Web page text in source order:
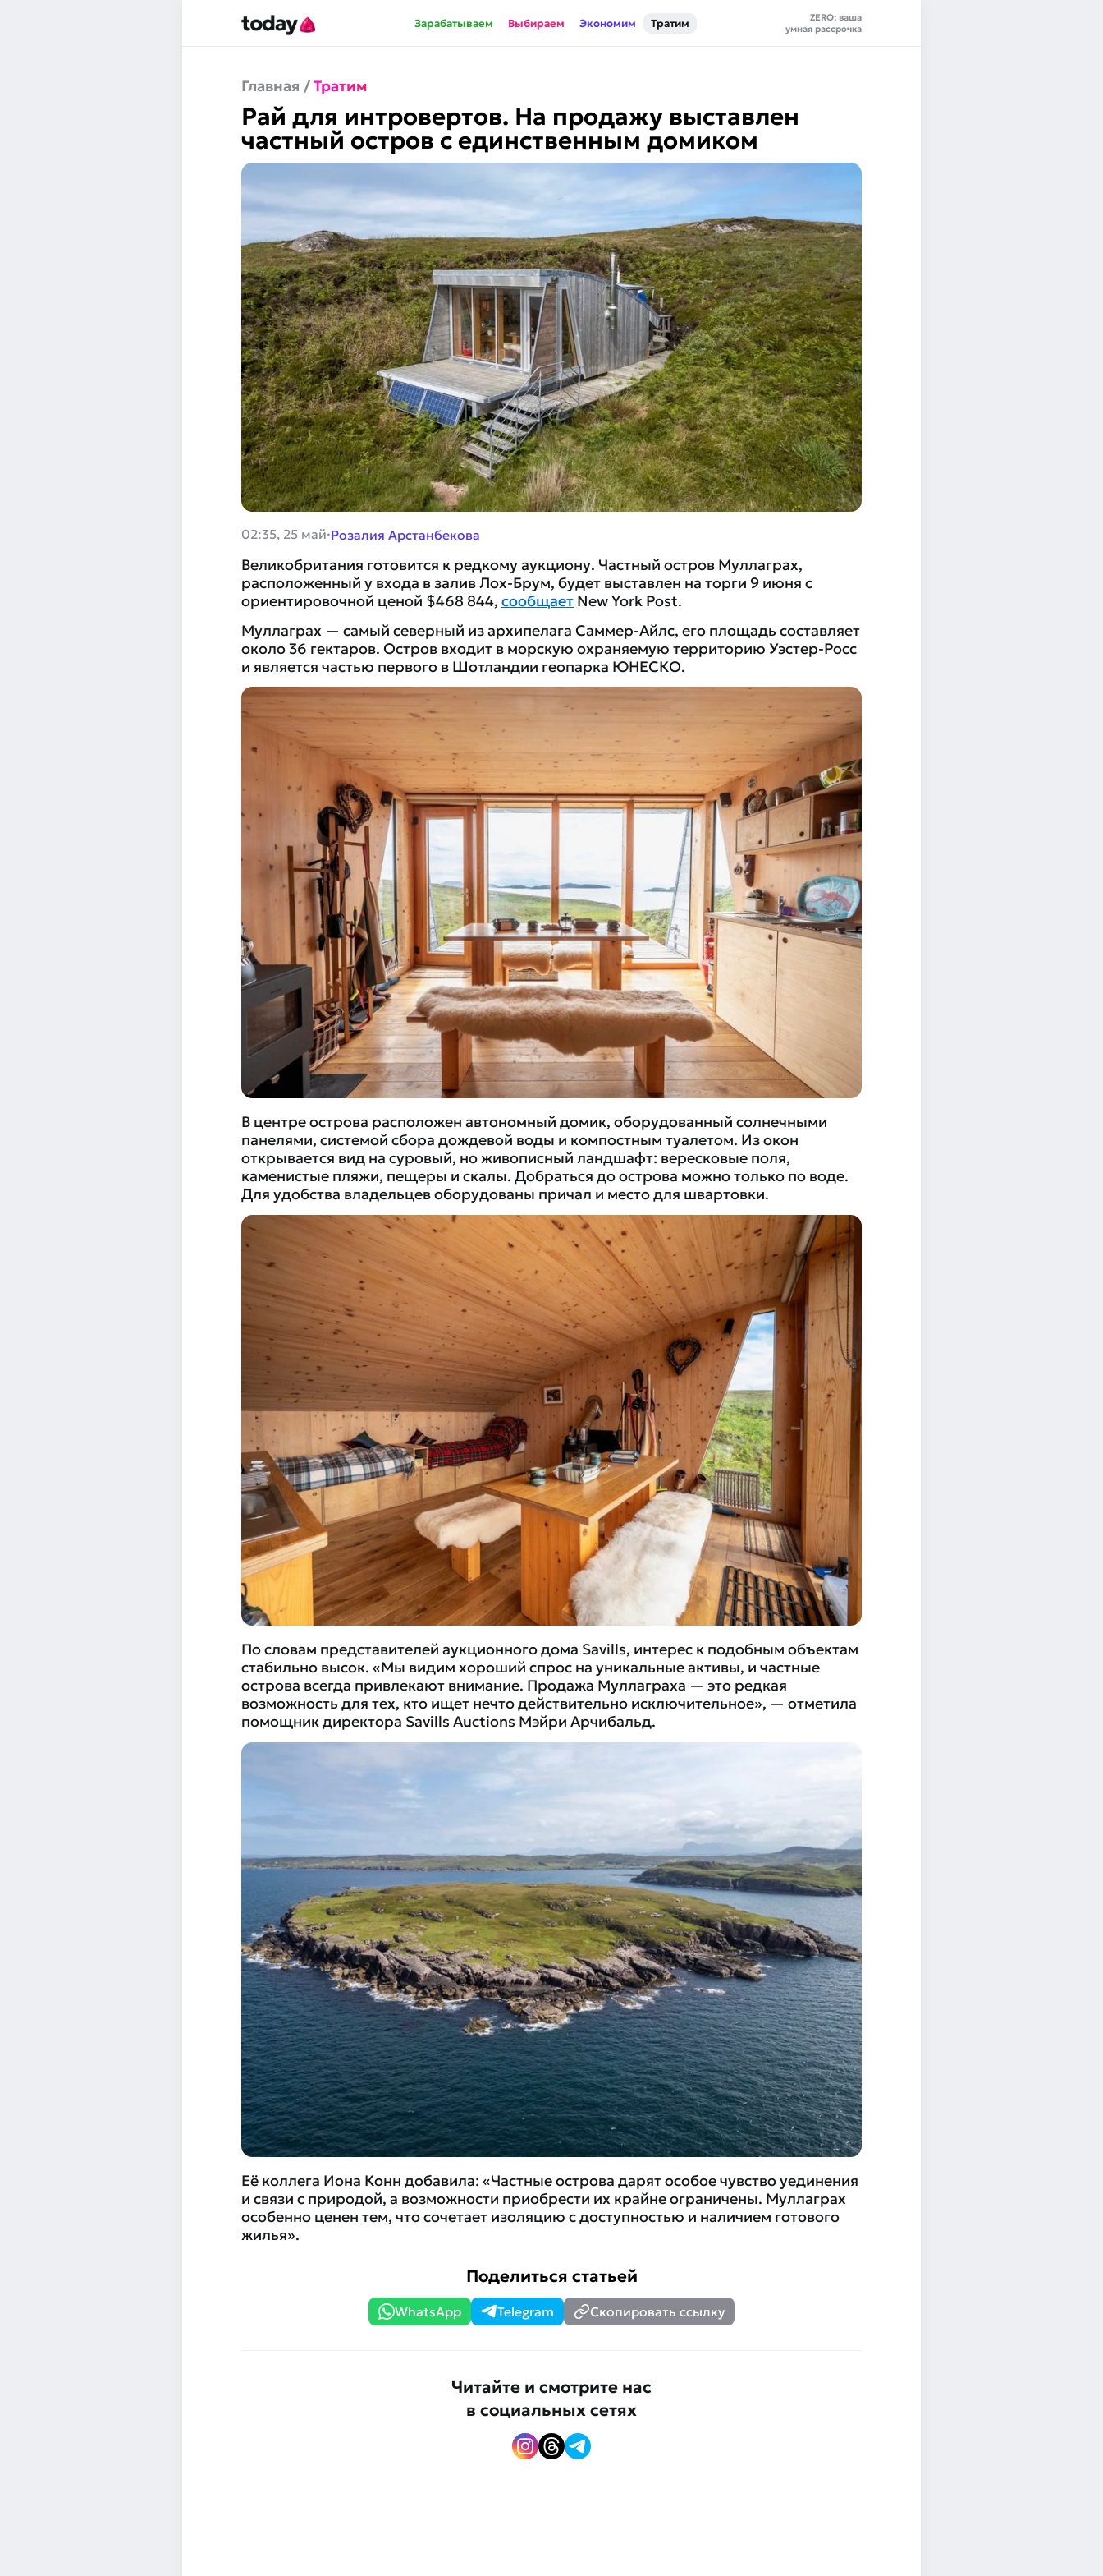
Зарабатываем Выбираем Экономим Тратим
ZERO: ваша
умная рассрочка
Главная /Тратим
Рай для интровертов. На продажу выставлен
частный остров с единственным домиком
02:35, 25 май·Розалия Арстанбекова
Великобритания готовится к редкому аукциону. Частный остров Муллаграх,
расположенный у входа в залив Лох-Брум, будет выставлен на торги 9 июня с
ориентировочной ценой $468 844, сообщает New York Post.
Муллаграх — самый северный из архипелага Саммер-Айлс, его площадь составляет
около 36 гектаров. Остров входит в морскую охраняемую территорию Уэстер-Росс
и является частью первого в Шотландии геопарка ЮНЕСКО.
В центре острова расположен автономный домик, оборудованный солнечными
панелями, системой сбора дождевой воды и компостным туалетом. Из окон
открывается вид на суровый, но живописный ландшафт: вересковые поля,
каменистые пляжи, пещеры и скалы. Добраться до острова можно только по воде.
Для удобства владельцев оборудованы причал и место для швартовки.
По словам представителей аукционного дома Savills, интерес к подобным объектам
стабильно высок. «Мы видим хороший спрос на уникальные активы, и частные
острова всегда привлекают внимание. Продажа Муллаграха — это редкая
возможность для тех, кто ищет нечто действительно исключительное», — отметила
помощник директора Savills Auctions Мэйри Арчибальд.
Её коллега Иона Конн добавила: «Частные острова дарят особое чувство уединения
и связи с природой, а возможности приобрести их крайне ограничены. Муллаграх
особенно ценен тем, что сочетает изоляцию с доступностью и наличием готового
жилья».
Поделиться статьей
WhatsApp Telegram Скопировать ссылку
Читайте и смотрите нас
в социальных сетях